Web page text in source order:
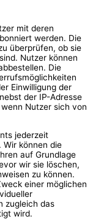
mit deren
werden. Die
überprüfen, ob sie
Nutzer können
Die
Einwilligung der
der IP-Adresse
Nutzer sich von
jederzeit
Wir können die
auf Grundlage
wir sie löschen,
zu können.
einer möglichen
zugleich das
wird.